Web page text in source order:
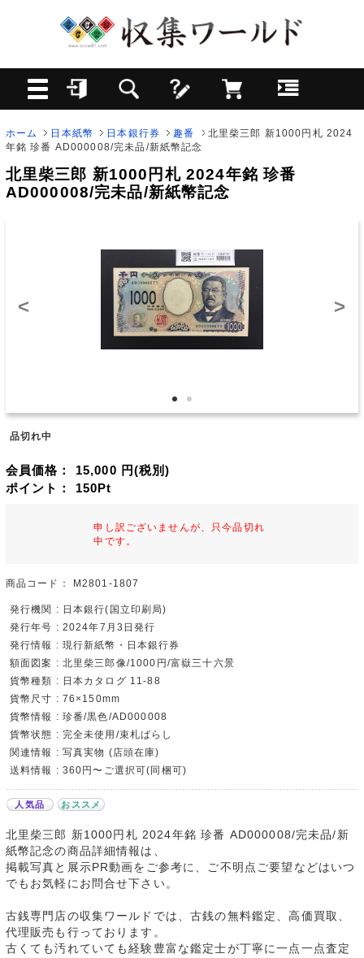
ホーム 日本紙幣 日本銀行券 趣番
北里柴三郎 新1000円札 2024
年銘 珍番 AD000008/完未品/新紙幣記念
北里柴三郎 新1000円札 2024年銘 珍番
AD000008/完未品/新紙幣記念
< >
品切れ中
会員価格： 15,000 円(税別)
ポイント： 150Pt
申し訳ございませんが、只今品切れ
中です。
商品コード： M2801-1807
発行機関 : 日本銀行(国立印刷局)
発行年号 : 2024年7月3日発行
発行情報 : 現行新紙幣・日本銀行券
額面図案 : 北里柴三郎像/1000円/富嶽三十六景
貨幣種類 : 日本カタログ 11-88
貨幣尺寸 : 76×150mm
貨幣情報 : 珍番/黒色/AD000008
貨幣状態 : 完全未使用/束札ばらし
関連情報 : 写真実物 (店頭在庫)
送料情報 : 360円〜ご選択可(同梱可)
人気品 おススメ
北里柴三郎 新1000円札 2024年銘 珍番 AD000008/完未品/新
紙幣記念の商品詳細情報は、
掲載写真と展示PR動画をご参考に、ご不明点ご要望などはいつ
でもお気軽にお問合せ下さい。
古銭専門店の収集ワールドでは、古銭の無料鑑定、高価買取、
代理販売も行っております。
古くても汚れていても経験豊富な鑑定士が丁寧に一点一点査定